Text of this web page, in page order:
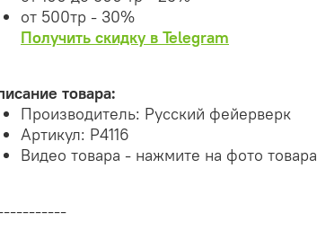
от 500тр - 30%
Получить скидку в Telegram
товара:
Производитель: Русский фейерверк
Артикул: Р4116
Видео товара - нажмите на фото товара